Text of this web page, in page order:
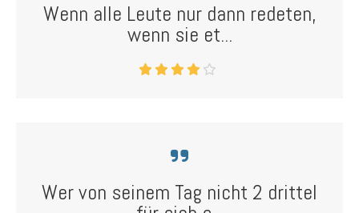
Wenn alle Leute nur dann redeten,
wenn sie et...
Wer von seinem Tag nicht 2 drittel